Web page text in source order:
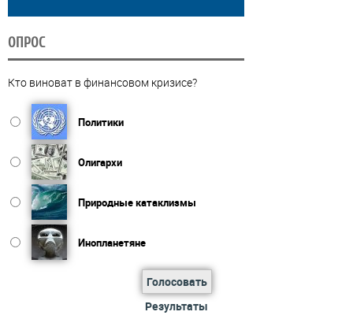
ОПРОС
Кто виноват в финансовом кризисе?
Политики
Олигархи
Природные катаклизмы
Инопланетяне
Голосовать
Результаты